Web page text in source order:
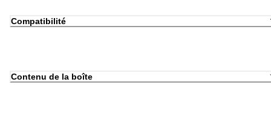
Compatibilité
Contenu de la boîte